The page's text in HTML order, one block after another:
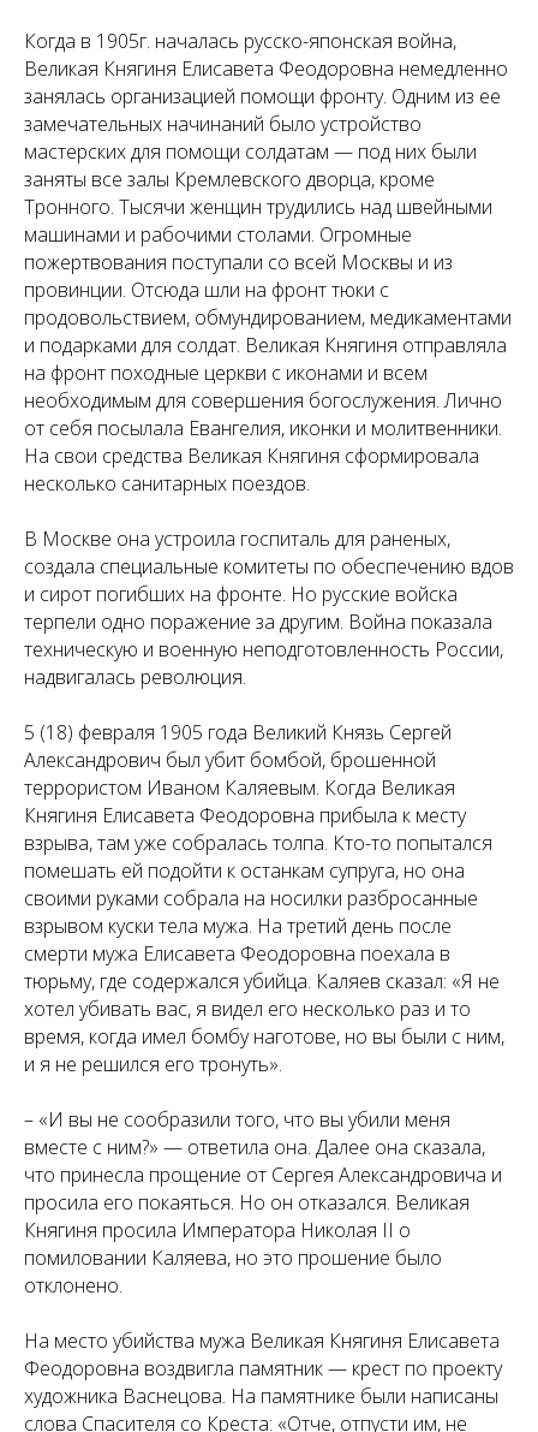
Когда в 1905г. началась русско-японская война,
Великая Княгиня Елисавета Феодоровна немедленно
занялась организацией помощи фронту. Одним из ее
замечательных начинаний было устройство
мастерских для помощи солдатам — под них были
заняты все залы Кремлевского дворца, кроме
Тронного. Тысячи женщин трудились над швейными
машинами и рабочими столами. Огромные
пожертвования поступали со всей Москвы и из
провинции. Отсюда шли на фронт тюки с
продовольствием, обмундированием, медикаментами
и подарками для солдат. Великая Княгиня отправляла
на фронт походные церкви с иконами и всем
необходимым для совершения богослужения. Лично
от себя посылала Евангелия, иконки и молитвенники.
На свои средства Великая Княгиня сформировала
несколько санитарных поездов.
В Москве она устроила госпиталь для раненых,
создала специальные комитеты по обеспечению вдов
и сирот погибших на фронте. Но русские войска
терпели одно поражение за другим. Война показала
техническую и военную неподготовленность России,
надвигалась революция.
5 (18) февраля 1905 года Великий Князь Сергей
Александрович был убит бомбой, брошенной
террористом Иваном Каляевым. Когда Великая
Княгиня Елисавета Феодоровна прибыла к месту
взрыва, там уже собралась толпа. Кто-то попытался
помешать ей подойти к останкам супруга, но она
своими руками собрала на носилки разбросанные
взрывом куски тела мужа. На третий день после
смерти мужа Елисавета Феодоровна поехала в
тюрьму, где содержался убийца. Каляев сказал: «Я не
хотел убивать вас, я видел его несколько раз и то
время, когда имел бомбу наготове, но вы были с ним,
и я не решился его тронуть».
– «И вы не сообразили того, что вы убили меня
вместе с ним?» — ответила она. Далее она сказала,
что принесла прощение от Сергея Александровича и
просила его покаяться. Но он отказался. Великая
Княгиня просила Императора Николая II о
помиловании Каляева, но это прошение было
отклонено.
На место убийства мужа Великая Княгиня Елисавета
Феодоровна воздвигла памятник — крест по проекту
художника Васнецова. На памятнике были написаны
слова Спасителя со Креста: «Отче, отпусти им, не